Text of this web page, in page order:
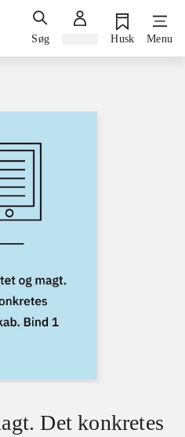
Søg Husk Menu
Det konkretes